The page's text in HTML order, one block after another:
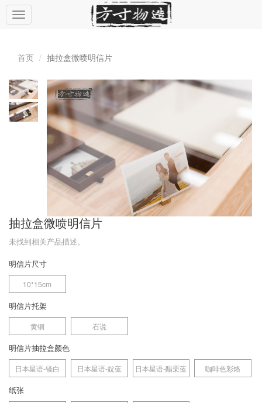
切
换
首页 抽拉盒微喷明信片
抽拉盒微喷明信片
未找到相关产品描述。
明信片尺寸
10*15cm
明信片托架
黄铜 石说
明信片抽拉盒颜色
日本星语-镜白 日本星语-靛蓝 日本星语-醋栗蓝 咖啡色彩烙
纸张